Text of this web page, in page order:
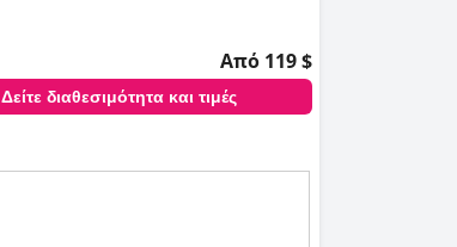
Από 119 $
Δείτε διαθεσιμότητα και τιμές